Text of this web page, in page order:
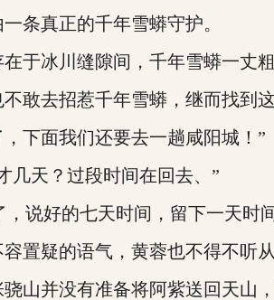
真正的千年雪蟒守护。
冰川缝隙间，千年雪蟒一丈粗
去招惹千年雪蟒，继而找到这
下面我们还要去一趟咸阳城！”
天？过段时间在回去、”
好的七天时间，留下一天时
疑的语气，黄蓉也不得不听从
并没有准备将阿紫送回天山，